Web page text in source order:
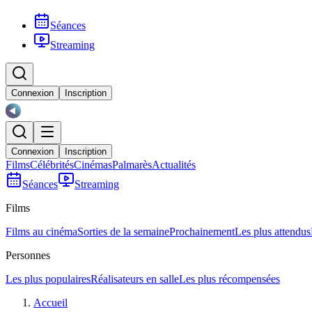
Séances
Streaming
Connexion Inscription
Connexion Inscription
FilmsCélébritésCinémasPalmarèsActualités
Séances
Streaming
Films
Films au cinémaSorties de la semaineProchainementLes plus attendus
Personnes
Les plus populairesRéalisateurs en salleLes plus récompensées
Accueil